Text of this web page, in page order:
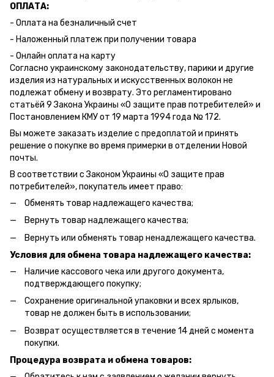
ОПЛАТА:
- Оплата на безналичный счет
- Наложенный платеж при получении товара
- Онлайн оплата на карту
Согласно украинскому законодательству, парики и другие
изделия из натуральных и искусственных волокон не
подлежат обмену и возврату. Это регламентировано
статьёй 9 Закона Украины «О защите прав потребителей» и
Постановлением КМУ от 19 марта 1994 года № 172.
Вы можете заказать изделие с предоплатой и принять
решение о покупке во время примерки в отделении Новой
почты.
В соответствии с Законом Украины «О защите прав
потребителей», покупатель имеет право:
Обменять товар надлежащего качества;
Вернуть товар надлежащего качества;
Вернуть или обменять товар ненадлежащего качества.
Условия для обмена товара надлежащего качества:
Наличие кассового чека или другого документа,
подтверждающего покупку;
Сохранение оригинальной упаковки и всех ярлыков,
товар не должен быть в использовании;
Возврат осуществляется в течение 14 дней с момента
покупки.
Процедура возврата и обмена товаров: